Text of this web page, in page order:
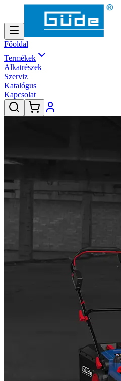
Főoldal
Termékek
Alkatrészek
Szerviz
Katalógus
Kapcsolat